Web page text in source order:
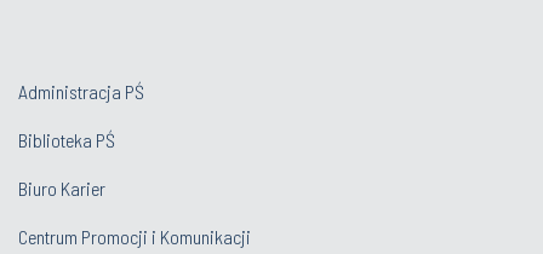
Administracja PŚ
Biblioteka PŚ
Biuro Karier
Centrum Promocji i Komunikacji